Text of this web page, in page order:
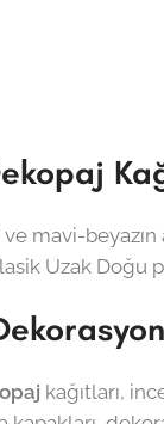
mavi-
Uzak Doğu
kağıtları,